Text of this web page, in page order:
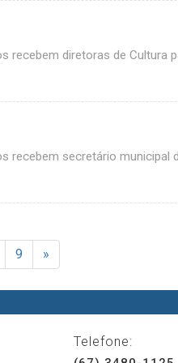
recebem diretoras de Cultura
recebem secretário municipal
9 »
Telefone: